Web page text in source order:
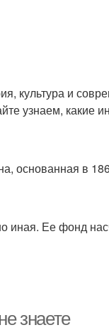
культура и
узнаем, какие
основанная в
иная. Ее фонд
знаете